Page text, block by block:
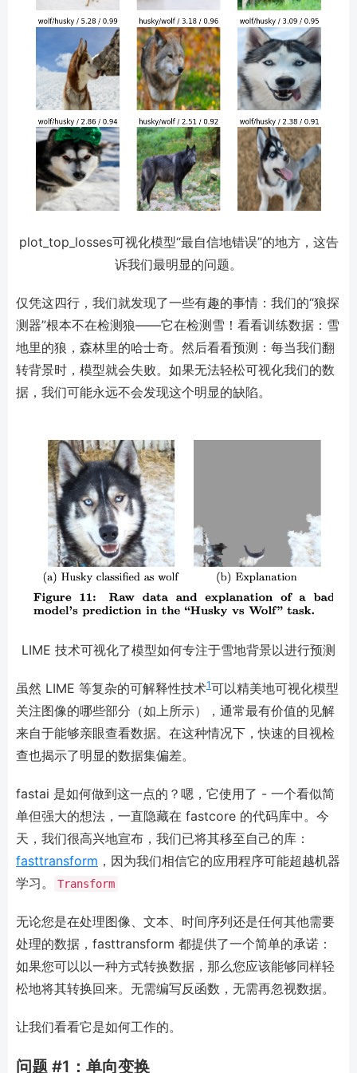
plot_top_losses可视化模型“最自信地错误”的地方，这告
诉我们最明显的问题。
仅凭这四行，我们就发现了一些有趣的事情：我们的“狼探
测器”根本不在检测狼——它在检测雪！看看训练数据：雪
地里的狼，森林里的哈士奇。然后看看预测：每当我们翻
转背景时，模型就会失败。如果无法轻松可视化我们的数
据，我们可能永远不会发现这个明显的缺陷。
LIME 技术可视化了模型如何专注于雪地背景以进行预测
虽然 LIME 等复杂的可解释性技术1可以精美地可视化模型
关注图像的哪些部分（如上所示），通常最有价值的见解
来自于能够亲眼查看数据。在这种情况下，快速的目视检
查也揭示了明显的数据集偏差。
fastai 是如何做到这一点的？嗯，它使用了 - 一个看似简
单但强大的想法，一直隐藏在 fastcore 的代码库中。今
天，我们很高兴地宣布，我们已将其移至自己的库：
fasttransform ，因为我们相信它的应用程序可能超越机器
学习。
Transform
无论您是在处理图像、文本、时间序列还是任何其他需要
处理的数据，fasttransform 都提供了一个简单的承诺：
如果您可以以一种方式转换数据，那么您应该能够同样轻
松地将其转换回来。无需编写反函数，无需再忽视数据。
让我们看看它是如何工作的。
问题 #1：单向变换